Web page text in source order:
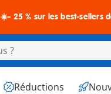
☀️- 25 % sur les best-sellers
Réductions